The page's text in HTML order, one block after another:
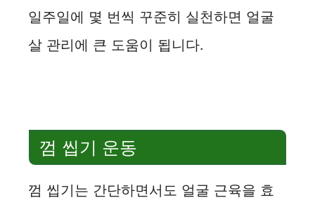
일주일에 몇 번씩 꾸준히 실천하면 얼굴
살 관리에 큰 도움이 됩니다.
껌 씹기 운동
껌 씹기는 간단하면서도 얼굴 근육을 효